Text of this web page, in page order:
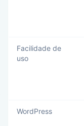
Facilidade de
uso
WordPress